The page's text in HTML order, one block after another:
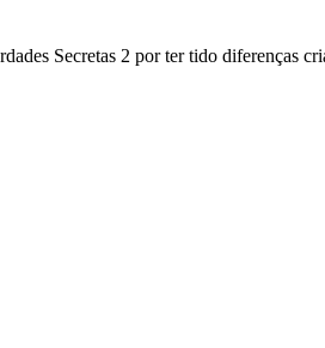
Secretas 2 por ter tido diferenças